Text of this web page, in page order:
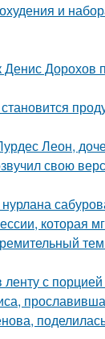
и
Дорохов
Леон,
свою
которая
с